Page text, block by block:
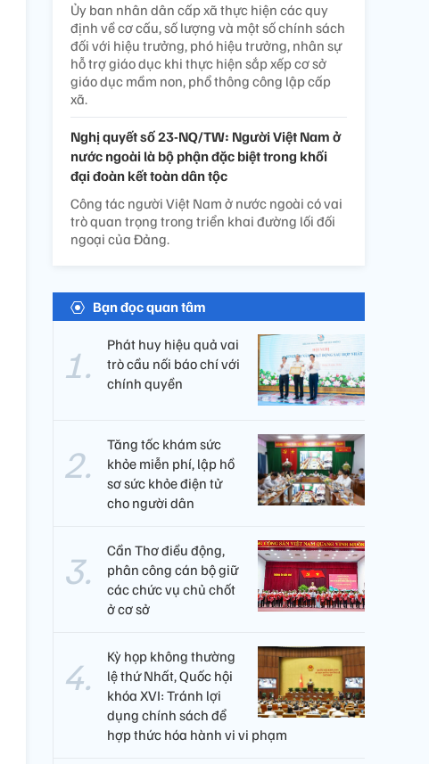
Ủy ban nhân dân cấp xã thực hiện các quy
định về cơ cấu, số lượng và một số chính sách
đối với hiệu trưởng, phó hiệu trưởng, nhân sự
hỗ trợ giáo dục khi thực hiện sắp xếp cơ sở
giáo dục mầm non, phổ thông công lập cấp
xã.
Nghị quyết số 23-NQ/TW: Người Việt Nam ở
nước ngoài là bộ phận đặc biệt trong khối
đại đoàn kết toàn dân tộc
Công tác người Việt Nam ở nước ngoài có vai
trò quan trọng trong triển khai đường lối đối
ngoại của Đảng.
Bạn đọc quan tâm
Phát huy hiệu quả vai
trò cầu nối báo chí với
chính quyền
Tăng tốc khám sức
khỏe miễn phí, lập hồ
sơ sức khỏe điện tử
cho người dân
Cần Thơ điều động,
phân công cán bộ giữ
các chức vụ chủ chốt
ở cơ sở
Kỳ họp không thường
lệ thứ Nhất, Quốc hội
khóa XVI: Tránh lợi
dụng chính sách để
hợp thức hóa hành vi vi phạm